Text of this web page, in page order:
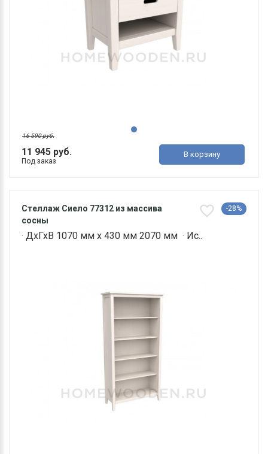
11 945 руб.
16 590 руб.
Под заказ
В корзину
Стеллаж Сиело 77312 из массива
сосны
-28%
· ДхГхВ 1070 мм х 430 мм 2070 мм · Ис..